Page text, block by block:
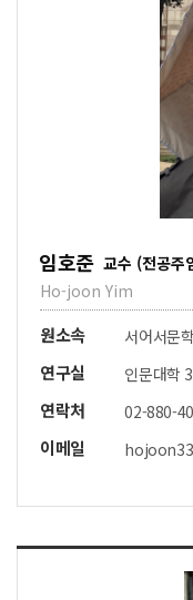
임호준 교수 (전공주
Ho-joon Yim
원소속 서어서문
연구실 인문대학
연락처 02-880-
이메일